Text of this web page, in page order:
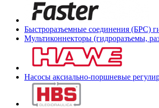
Быстроразъемные соединения (БРС)
Мультиконнекторы (гидроразъемы,
Насосы аксиально-поршневые